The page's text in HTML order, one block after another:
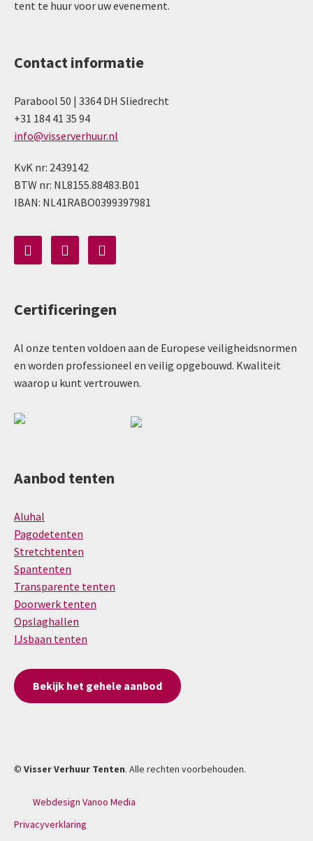
tent te huur voor uw evenement.
Contact informatie
Parabool 50 | 3364 DH Sliedrecht
+31 184 41 35 94
info@visserverhuur.nl
KvK nr: 2439142
BTW nr: NL8155.88483.B01
IBAN: NL41RABO0399397981
Certificeringen
Al onze tenten voldoen aan de Europese veiligheidsnormen
en worden professioneel en veilig opgebouwd. Kwaliteit
waarop u kunt vertrouwen.
Aanbod tenten
Aluhal
Pagodetenten
Stretchtenten
Spantenten
Transparente tenten
Doorwerk tenten
Opslaghallen
IJsbaan tenten
Bekijk het gehele aanbod
© Visser Verhuur Tenten. Alle rechten voorbehouden.
Webdesign Vanoo Media
Privacyverklaring